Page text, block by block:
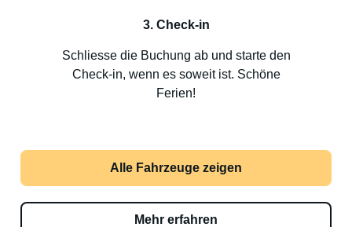
3. Check-in
Schliesse die Buchung ab und starte den
Check-in, wenn es soweit ist. Schöne
Ferien!
Alle Fahrzeuge zeigen
Mehr erfahren